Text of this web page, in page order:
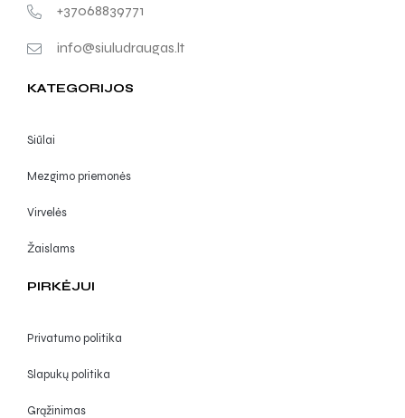
+37068839771
info@siuludraugas.lt
KATEGORIJOS
Siūlai
Mezgimo priemonės
Virvelės
Žaislams
PIRKĖJUI
Privatumo politika
Slapukų politika
Grąžinimas